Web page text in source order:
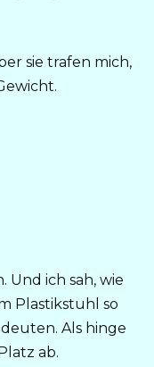
sie trafen mich,
Und ich sah, wie
Plastikstuhl so
Als hinge
ab.